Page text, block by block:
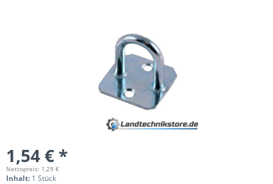
1,54 € *
Nettopreis: 1,29 €
Inhalt: 1 Stück